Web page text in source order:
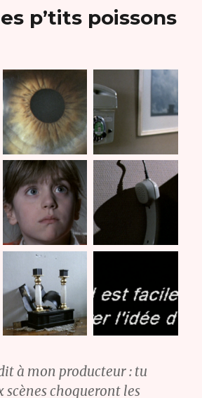
p’tits poissons
à mon producteur : tu
scènes choqueront les